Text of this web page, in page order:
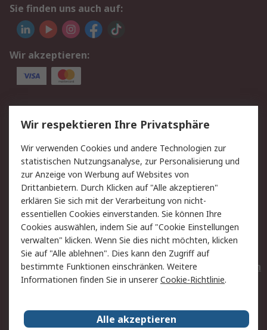
Sie finden uns auch auf:
Wir akzeptieren:
Service
Value Added Services
Lieferlösungen
Rücksendungen
Kontakt
Hilfe
Privatkunden
Rechtliches
AGB
Datenschutz
Cookie-Richtlinie
Zahlungsbedingungen
Copyright/Impressum
Entsorgung
Elektrogeräte/Batterien
RS weltweit
Wir respektieren Ihre Privatsphäre
Wir verwenden Cookies und andere Technologien zur
statistischen Nutzungsanalyse, zur Personalisierung und
zur Anzeige von Werbung auf Websites von
Drittanbietern. Durch Klicken auf "Alle akzeptieren"
erklären Sie sich mit der Verarbeitung von nicht-
essentiellen Cookies einverstanden. Sie können Ihre
Cookies auswählen, indem Sie auf "Cookie Einstellungen
verwalten" klicken. Wenn Sie dies nicht möchten, klicken
Sie auf "Alle ablehnen". Dies kann den Zugriff auf
bestimmte Funktionen einschränken. Weitere
Informationen finden Sie in unsererCookie-Richtlinie.
Alle akzeptieren